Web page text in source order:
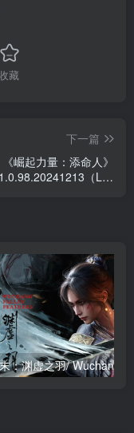
藏
下一篇
《崛起力量：添命人》
（Life